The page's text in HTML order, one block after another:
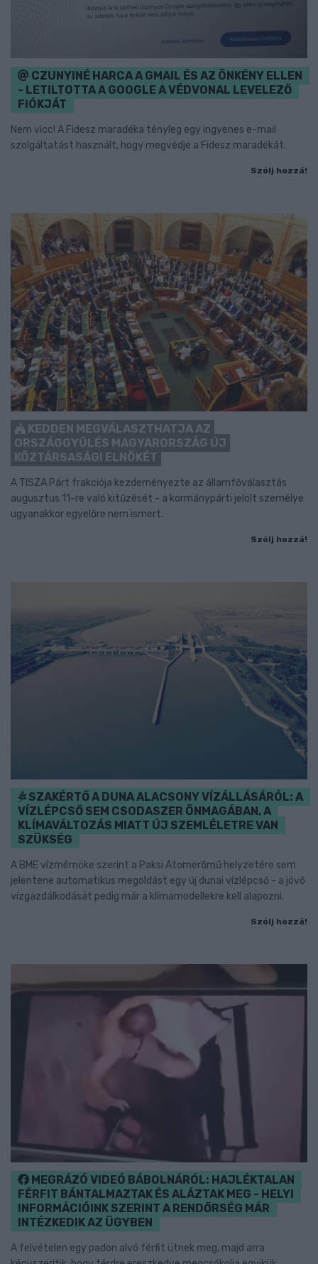
CZUNYINÉ HARCA A GMAIL ÉS AZ ÖNKÉNY ELLEN
- LETILTOTTA A GOOGLE A VÉDVONAL LEVELEZŐ
FIÓKJÁT
Nem vicc! A Fidesz maradéka tényleg egy ingyenes e-mail
szolgáltatást használt, hogy megvédje a Fidesz maradékát.
Szólj hozzá!
KEDDEN MEGVÁLASZTHATJA AZ
ORSZÁGGYŰLÉS MAGYARORSZÁG ÚJ
KÖZTÁRSASÁGI ELNÖKÉT
A TISZA Párt frakciója kezdeményezte az államfőválasztás
augusztus 11-re való kitűzését - a kormánypárti jelölt személye
ugyanakkor egyelőre nem ismert.
Szólj hozzá!
SZAKÉRTŐ A DUNA ALACSONY VÍZÁLLÁSÁRÓL: A
VÍZLÉPCSŐ SEM CSODASZER ÖNMAGÁBAN, A
KLÍMAVÁLTOZÁS MIATT ÚJ SZEMLÉLETRE VAN
SZÜKSÉG
A BME vízmérnöke szerint a Paksi Atomerőmű helyzetére sem
jelentene automatikus megoldást egy új dunai vízlépcső - a jövő
vízgazdálkodását pedig már a klímamodellekre kell alapozni.
Szólj hozzá!
MEGRÁZÓ VIDEÓ BÁBOLNÁRÓL: HAJLÉKTALAN
FÉRFIT BÁNTALMAZTAK ÉS ALÁZTAK MEG - HELYI
INFORMÁCIÓINK SZERINT A RENDŐRSÉG MÁR
INTÉZKEDIK AZ ÜGYBEN
A felvételen egy padon alvó férfit ütnek meg, majd arra